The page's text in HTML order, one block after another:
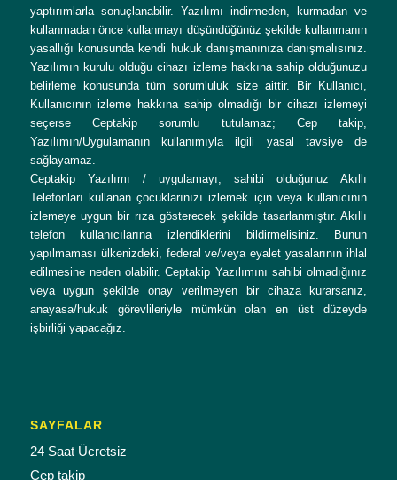
yaptırımlarla sonuçlanabilir. Yazılımı indirmeden, kurmadan ve
kullanmadan önce kullanmayı düşündüğünüz şekilde kullanmanın
yasallığı konusunda kendi hukuk danışmanınıza danışmalısınız.
Yazılımın kurulu olduğu cihazı izleme hakkına sahip olduğunuzu
belirleme konusunda tüm sorumluluk size aittir. Bir Kullanıcı,
Kullanıcının izleme hakkına sahip olmadığı bir cihazı izlemeyi
seçerse Ceptakip sorumlu tutulamaz; Cep takip,
Yazılımın/Uygulamanın kullanımıyla ilgili yasal tavsiye de
sağlayamaz.
Ceptakip Yazılımı / uygulamayı, sahibi olduğunuz Akıllı
Telefonları kullanan çocuklarınızı izlemek için veya kullanıcının
izlemeye uygun bir rıza gösterecek şekilde tasarlanmıştır. Akıllı
telefon kullanıcılarına izlendiklerini bildirmelisiniz. Bunun
yapılmaması ülkenizdeki, federal ve/veya eyalet yasalarının ihlal
edilmesine neden olabilir. Ceptakip Yazılımını sahibi olmadığınız
veya uygun şekilde onay verilmeyen bir cihaza kurarsanız,
anayasa/hukuk görevlileriyle mümkün olan en üst düzeyde
işbirliği yapacağız.
SAYFALAR
24 Saat Ücretsiz
Cep takip